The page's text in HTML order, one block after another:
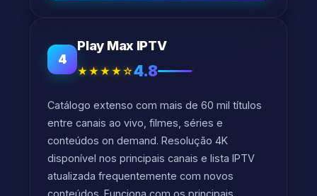
4
Play Max IPTV
★★★★☆4.8
Catálogo extenso com mais de 60 mil títulos
entre canais ao vivo, filmes, séries e
conteúdos on demand. Resolução 4K
disponível nos principais canais e lista IPTV
atualizada frequentemente com novos